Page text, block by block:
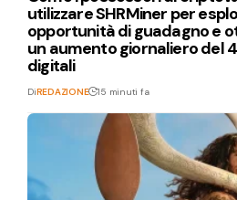
utilizzare SHRMiner per
opportunità di guadagno e
un aumento giornaliero del
digitali
DiREDAZIONE 15 minuti fa